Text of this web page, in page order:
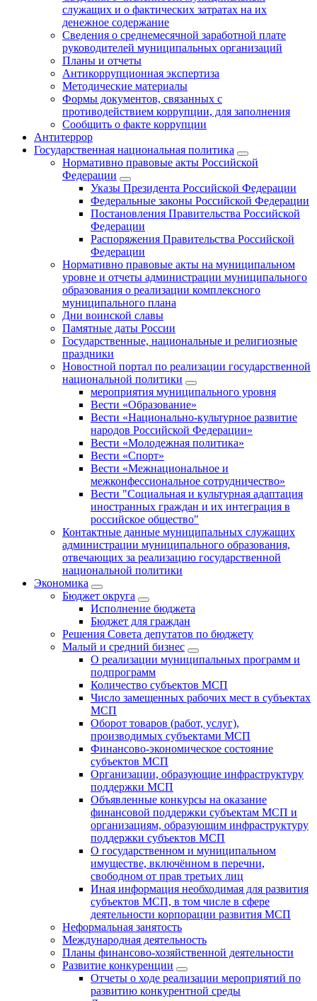
служащих и о фактических затратах на их
денежное содержание
Сведения о среднемесячной заработной плате
руководителей муниципальных организаций
Планы и отчеты
Антикоррупционная экспертиза
Методические материалы
Формы документов, связанных с
противодействием коррупции, для заполнения
Сообщить о факте коррупции
Антитеррор
Государственная национальная политика
Нормативно правовые акты Российской
Федерации
Указы Президента Российской Федерации
Федеральные законы Российской Федерации
Постановления Правительства Российской
Федерации
Распоряжения Правительства Российской
Федерации
Нормативно правовые акты на муниципальном
уровне и отчеты администрации муниципального
образования о реализации комплексного
муниципального плана
Дни воинской славы
Памятные даты России
Государственные, национальные и религиозные
праздники
Новостной портал по реализации государственной
национальной политики
мероприятия муниципального уровня
Вести «Образование»
Вести «Национально-культурное развитие
народов Российской Федерации»
Вести «Молодежная политика»
Вести «Спорт»
Вести «Межнациональное и
межконфессиональное сотрудничество»
Вести "Социальная и культурная адаптация
иностранных граждан и их интеграция в
российское общество"
Контактные данные муниципальных служащих
администрации муниципального образования,
отвечающих за реализацию государственной
национальной политики
Экономика
Бюджет округa
Исполнение бюджета
Бюджет для граждан
Решения Совета депутатов по бюджету
Малый и средний бизнес
О реализации муниципальных программ и
подпрограмм
Количество субъектов МСП
Число замещенных рабочих мест в субъектах
МСП
Оборот товаров (работ, услуг),
производимых субъектами МСП
Финансово-экономическое состояние
субъектов МСП
Организации, образующие инфраструктуру
поддержки МСП
Объявленные конкурсы на оказание
финансовой поддержки субъектам МСП и
организациям, образующим инфраструктуру
поддержки субъектов МСП
О государственном и муниципальном
имуществе, включённом в перечни,
свободном от прав третьих лиц
Иная информация необходимая для развития
субъектов МСП, в том числе в сфере
деятельности корпорации развития МСП
Неформальная занятость
Международная деятельность
Планы финансово-хозяйственной деятельности
Развитие конкуренции
Отчеты о ходе реализации мероприятий по
развитию конкурентной среды